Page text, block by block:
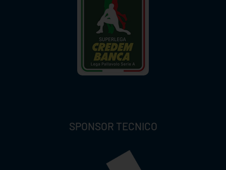
SPONSOR TECNICO